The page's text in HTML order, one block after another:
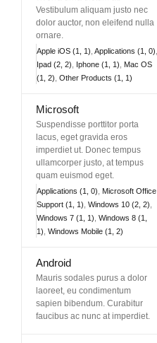
Vestibulum aliquam justo nec
dolor auctor, non eleifend nulla
ornare.
Apple iOS (1, 1) Applications (1, 0)
Ipad (2, 2)
Iphone (1, 1)
Mac OS
(1, 2) Other Products (1, 1)
Microsoft
Suspendisse porttitor porta
lacus, eget gravida eros
imperdiet ut. Donec tempus
ullamcorper justo, at tempus
quam euismod eget.
Applications (1, 0)
Microsoft Office
Support (1, 1) Windows 10 (2, 2)
Windows 7 (1, 1) Windows 8 (1,
1) Windows Mobile (1, 2)
Android
Mauris sodales purus a dolor
laoreet, eu condimentum
sapien bibendum. Curabitur
faucibus ac nunc at imperdiet.